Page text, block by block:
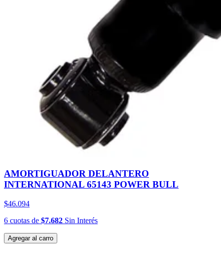
AMORTIGUADOR DELANTERO
INTERNATIONAL 65143 POWER BULL
$46.094
6 cuotas de $7.682 Sin Interés
Agregar al carro